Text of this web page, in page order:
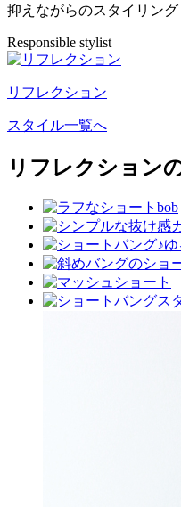
抑えながらのスタイリン
Responsible stylist
リフレクション
スタイル一覧へ
リフレクション